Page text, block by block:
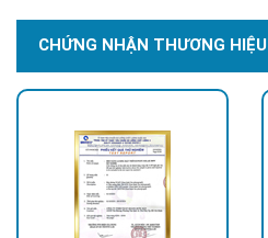
CHỨNG NHẬN THƯƠNG HIỆU